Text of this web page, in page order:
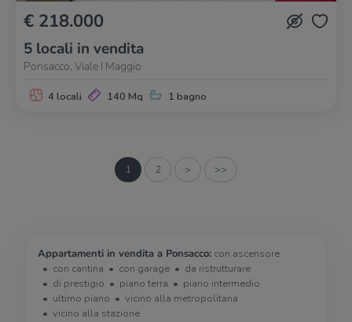
€ 218.000
5 locali in vendita
Ponsacco, Viale I Maggio
4 locali 140 Mq 1 bagno
1 2 > >>
Appartamenti in vendita a Ponsacco: con ascensore
con cantina
con garage
da ristrutturare
di prestigio
piano terra
piano intermedio
ultimo piano
vicino alla metropolitana
vicino alla stazione